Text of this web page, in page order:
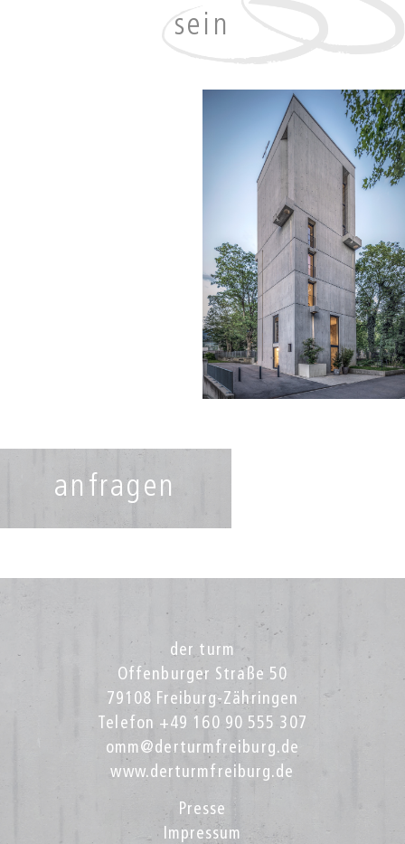
sein
anfragen
der turm
Offenburger Straße 50
79108 Freiburg-Zähringen
Telefon +49 160 90 555 307
omm@derturmfreiburg.de
www.derturmfreiburg.de
Presse
Impressum